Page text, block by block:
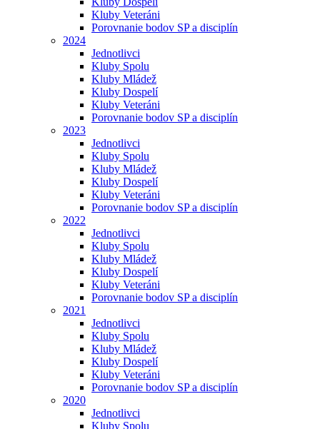
Kluby Veteráni
Porovnanie bodov SP a disciplín
2024
Jednotlivci
Kluby Spolu
Kluby Mládež
Kluby Dospelí
Kluby Veteráni
Porovnanie bodov SP a disciplín
2023
Jednotlivci
Kluby Spolu
Kluby Mládež
Kluby Dospelí
Kluby Veteráni
Porovnanie bodov SP a disciplín
2022
Jednotlivci
Kluby Spolu
Kluby Mládež
Kluby Dospelí
Kluby Veteráni
Porovnanie bodov SP a disciplín
2021
Jednotlivci
Kluby Spolu
Kluby Mládež
Kluby Dospelí
Kluby Veteráni
Porovnanie bodov SP a disciplín
2020
Jednotlivci
Kluby Spolu